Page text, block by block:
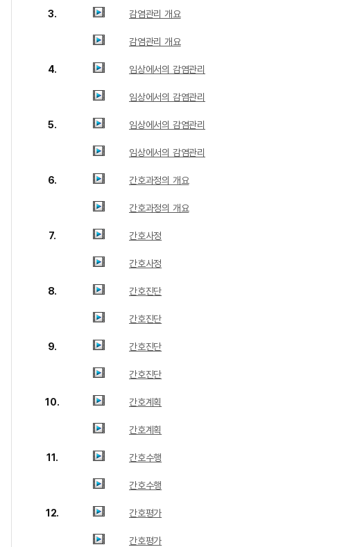
3. 감염관리 개요
감염관리 개요
4. 임상에서의 감염관리
임상에서의 감염관리
5. 임상에서의 감염관리
임상에서의 감염관리
6. 간호과정의 개요
간호과정의 개요
7. 간호사정
간호사정
8. 간호진단
간호진단
9. 간호진단
간호진단
10. 간호계획
간호계획
11. 간호수행
간호수행
12. 간호평가
간호평가